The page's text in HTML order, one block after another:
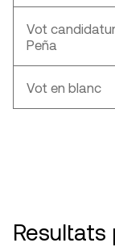
Vot
Peña
Vot en blanc